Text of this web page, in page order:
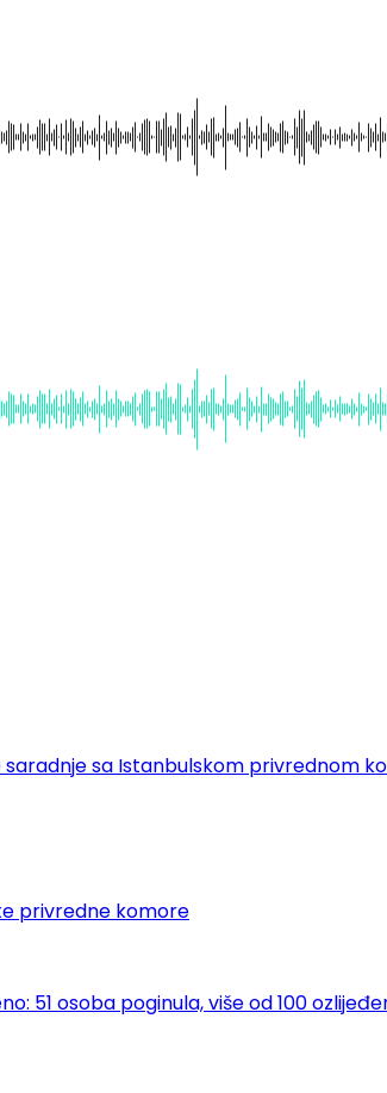
sa Istanbulskom privrednom
privredne komore
51 osoba poginula, više od 100